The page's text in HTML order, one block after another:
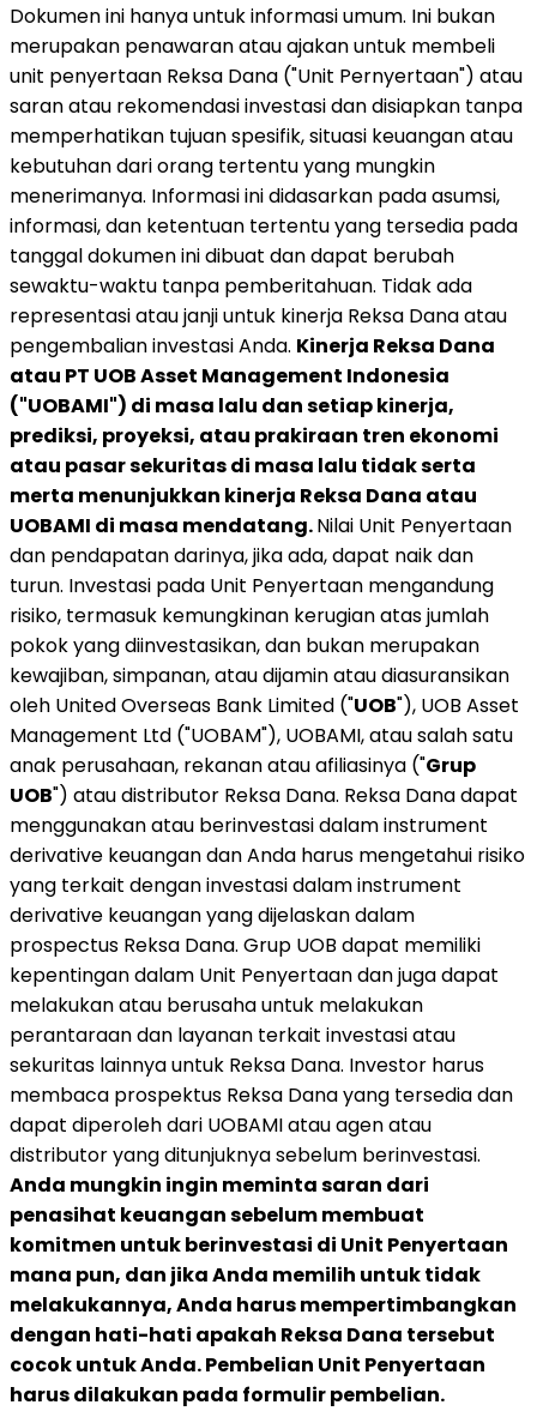
Dokumen ini hanya untuk informasi umum. Ini bukan
merupakan penawaran atau ajakan untuk membeli
unit penyertaan Reksa Dana ("Unit Pernyertaan") atau
saran atau rekomendasi investasi dan disiapkan tanpa
memperhatikan tujuan spesifik, situasi keuangan atau
kebutuhan dari orang tertentu yang mungkin
menerimanya. Informasi ini didasarkan pada asumsi,
informasi, dan ketentuan tertentu yang tersedia pada
tanggal dokumen ini dibuat dan dapat berubah
sewaktu-waktu tanpa pemberitahuan. Tidak ada
representasi atau janji untuk kinerja Reksa Dana atau
pengembalian investasi Anda. Kinerja Reksa Dana
atau PT UOB Asset Management Indonesia
("UOBAMI") di masa lalu dan setiap kinerja,
prediksi, proyeksi, atau prakiraan tren ekonomi
atau pasar sekuritas di masa lalu tidak serta
merta menunjukkan kinerja Reksa Dana atau
UOBAMI di masa mendatang.Nilai Unit Penyertaan
dan pendapatan darinya, jika ada, dapat naik dan
turun. Investasi pada Unit Penyertaan mengandung
risiko, termasuk kemungkinan kerugian atas jumlah
pokok yang diinvestasikan, dan bukan merupakan
kewajiban, simpanan, atau dijamin atau diasuransikan
oleh United Overseas Bank Limited ("UOB"), UOB Asset
Management Ltd ("UOBAM"), UOBAMI, atau salah satu
anak perusahaan, rekanan atau afiliasinya ("Grup
UOB") atau distributor Reksa Dana. Reksa Dana dapat
menggunakan atau berinvestasi dalam instrument
derivative keuangan dan Anda harus mengetahui risiko
yang terkait dengan investasi dalam instrument
derivative keuangan yang dijelaskan dalam
prospectus Reksa Dana. Grup UOB dapat memiliki
kepentingan dalam Unit Penyertaan dan juga dapat
melakukan atau berusaha untuk melakukan
perantaraan dan layanan terkait investasi atau
sekuritas lainnya untuk Reksa Dana. Investor harus
membaca prospektus Reksa Dana yang tersedia dan
dapat diperoleh dari UOBAMI atau agen atau
distributor yang ditunjuknya sebelum berinvestasi.
Anda mungkin ingin meminta saran dari
penasihat keuangan sebelum membuat
komitmen untuk berinvestasi di Unit Penyertaan
mana pun, dan jika Anda memilih untuk tidak
melakukannya, Anda harus mempertimbangkan
dengan hati-hati apakah Reksa Dana tersebut
cocok untuk Anda. Pembelian Unit Penyertaan
harus dilakukan pada formulir pembelian.